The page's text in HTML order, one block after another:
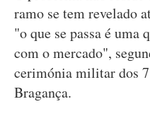
ramo se tem revelado
"o que se passa é uma
com o mercado",
cerimónia militar dos
Bragança.